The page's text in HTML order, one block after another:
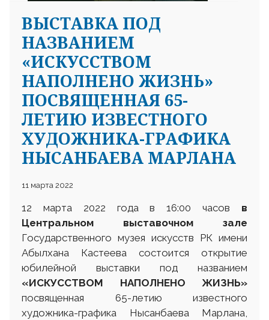
ВЫСТАВКА ПОД
НАЗВАНИЕМ
«ИСКУССТВОМ
НАПОЛНЕНО ЖИЗНЬ»
ПОСВЯЩЕННАЯ 65-
ЛЕТИЮ ИЗВЕСТНОГО
ХУДОЖНИКА-ГРАФИКА
НЫСАНБАЕВА МАРЛАНА
11 марта 2022
12 марта 2022 года в 16:00 часов в
Центральном выставочном зале
Государственного музея искусств РК имени
Абылхана Кастеева состоится открытие
юбилейной выставки под названием
«ИСКУССТВОМ НАПОЛНЕНО ЖИЗНЬ»
посвященная 65-летию известного
художника-графика Нысанбаева Марлана,